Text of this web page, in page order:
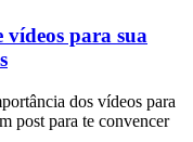
para sua
dos vídeos para
post para te convencer